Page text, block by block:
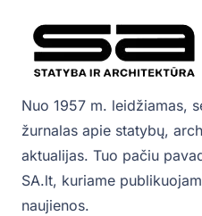
Nuo 1957 m. leidžiamas,
žurnalas apie statybų,
aktualijas. Tuo pačiu
SA.lt, kuriame
naujienos.